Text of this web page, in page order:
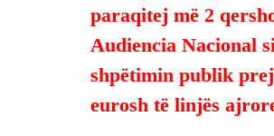
paraqitej më 2
Audiencia Nacional
shpëtimin publik
eurosh të linjës